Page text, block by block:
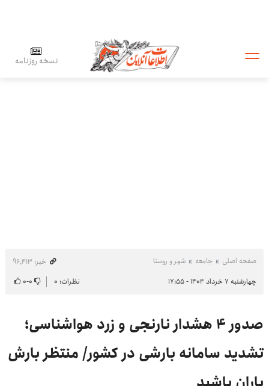
نسخه روزنامه
صفحه اصلی جامعه شهر و روستا
خبر: ۹۶٬۴۱۳
چهارشنبه ۷ خرداد ۱۴۰۴ - ۱۷:۵۵
نظرات: ۰ ۰-۰
صدور ۴ هشدار نارنجی و زرد هواشناسی؛
تشدید سامانه بارشی در کشور/ منتظر بارش